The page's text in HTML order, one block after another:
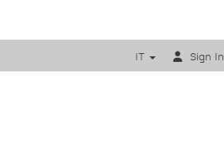
IT Sign In